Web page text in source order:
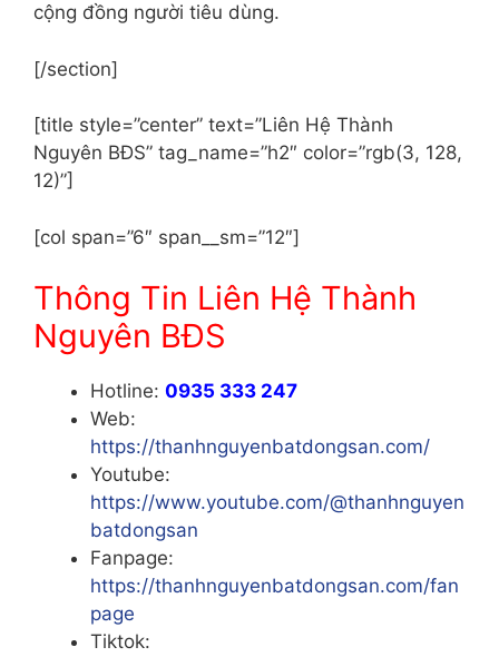
cộng đồng người tiêu dùng.
[/section]
[title style=”center” text=”Liên Hệ Thành
Nguyên BĐS” tag_name=”h2″ color=”rgb(3, 128,
12)”]
[col span=”6″ span__sm=”12″]
Thông Tin Liên Hệ Thành
Nguyên BĐS
Hotline: 0935 333 247
Web:
https://thanhnguyenbatdongsan.com/
Youtube:
https://www.youtube.com/@thanhnguyen
batdongsan
Fanpage:
https://thanhnguyenbatdongsan.com/fan
page
Tiktok: